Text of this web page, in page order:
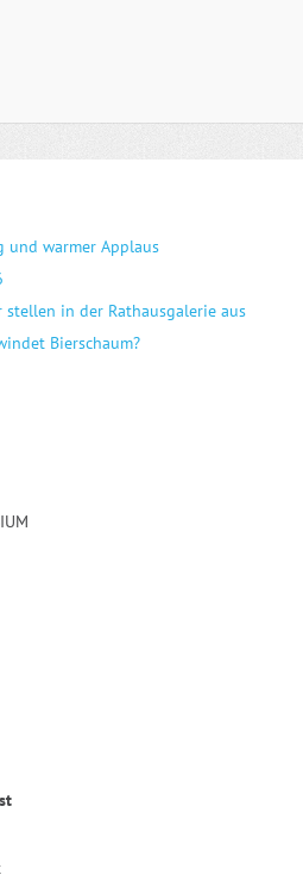
und warmer Applaus
stellen in der Rathausgalerie aus
Bierschaum?